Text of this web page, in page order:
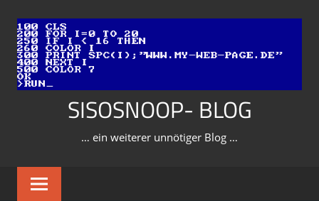
Inhalt
springen
SISOSNOOP- BLOG
… ein weiterer unnötiger Blog …